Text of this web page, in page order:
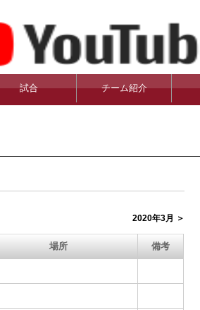
試合 チーム紹介
2020年3月 ＞
場所 備考